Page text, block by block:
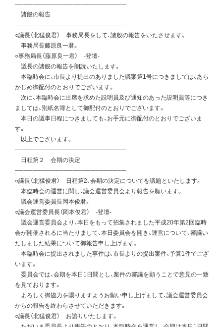
─────────────────────────
諸般の報告
─────────────────────────
○議長（北猛俊君） 事務局長をして、諸般の報告をいたさせます。
事務局長藤原良一君。
○事務局長（藤原良一君） -登壇-
議長の諸般の報告を朗読いたします。
本臨時会に、市長より提出のありました議案第1号につきましては、あら
かじめ御配付のとおりでございます。
次に、本臨時会に出席を求めた説明員及び通知のあった説明員等につき
ましては、別紙名簿として御配付のとおりでございます。
本日の議事日程につきましても、お手元に御配付のとおりでございま
す。
以上でございます。
─────────────────────────
日程第２ 会期の決定
─────────────────────────
○議長（北猛俊君） 日程第2、会期の決定についてを議題といたします。
本臨時会の運営に関し、議会運営委員会より報告を願います。
議会運営委員長岡本俊君。
○議会運営委員長（岡本俊君） -登壇-
議会運営委員会より、本日をもって招集されました平成20年第2回臨時
会が開催されるに当たりまして、本日委員会を開き、運営について、審議い
たしました結果について御報告申し上げます。
本臨時会に提出されました事件は、市長よりの提出案件、予算1件でござ
います。
委員会では、会期を本日1日間とし、案件の審議を願うことで意見の一致
を見ております。
よろしく御協力を賜りますようお願い申し上げまして、議会運営委員会
からの報告を終わらさせていただきます。
○議長（北猛俊君） お諮りいたします。